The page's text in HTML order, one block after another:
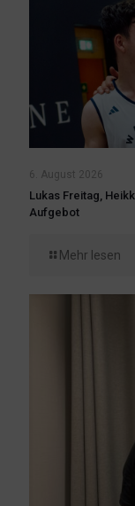
6. August 2026
Lukas Freitag,
Aufgebot
Mehr lesen